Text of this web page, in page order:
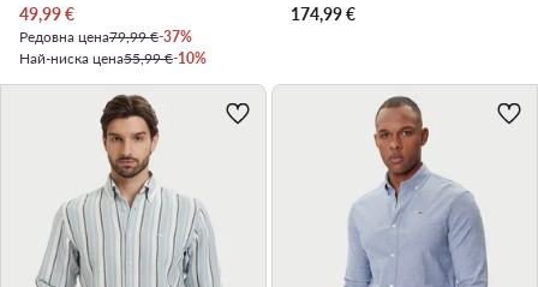
Актуална цена
49,99€
Редовна цена79,99 €-37%
Най-ниска цена55,99 €-10%
174,99€